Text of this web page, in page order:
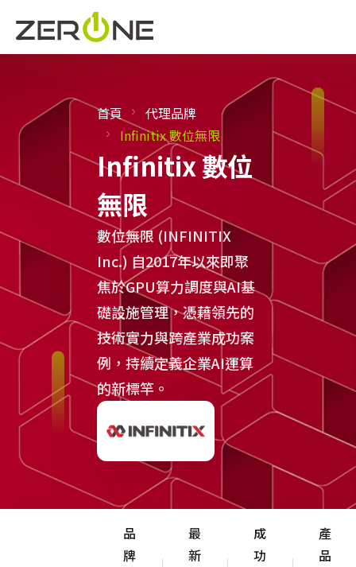
首頁
代理品牌
Infinitix 數位無限
Infinitix 數位
無限
數位無限 (INFINITIX
Inc.) 自2017年以來即聚
焦於GPU算力調度與AI基
礎設施管理，憑藉領先的
技術實力與跨產業成功案
例，持續定義企業AI運算
的新標竿。
品
牌
最
新
成
功
產
品